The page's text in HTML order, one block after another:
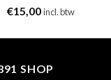
€15,00incl. btw
SHOP